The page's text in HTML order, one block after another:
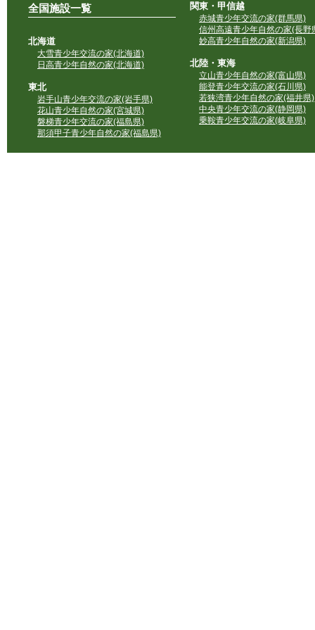
全国施設一覧
北海道
大雪青少年交流の家(北海道)
日高青少年自然の家(北海道)
東北
岩手山青少年交流の家(岩手県)
花山青少年自然の家(宮城県)
磐梯青少年交流の家(福島県)
那須甲子青少年自然の家(福島県)
関東・甲信越
赤城青少年交流の家(群馬県)
信州高遠青少年自然の家(長野
妙高青少年自然の家(新潟県)
北陸・東海
立山青少年自然の家(富山県)
能登青少年交流の家(石川県)
若狭湾青少年自然の家(福井県)
中央青少年交流の家(静岡県)
乗鞍青少年交流の家(岐阜県)